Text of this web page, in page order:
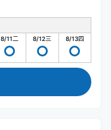
8/11二 8/12三 8/13四